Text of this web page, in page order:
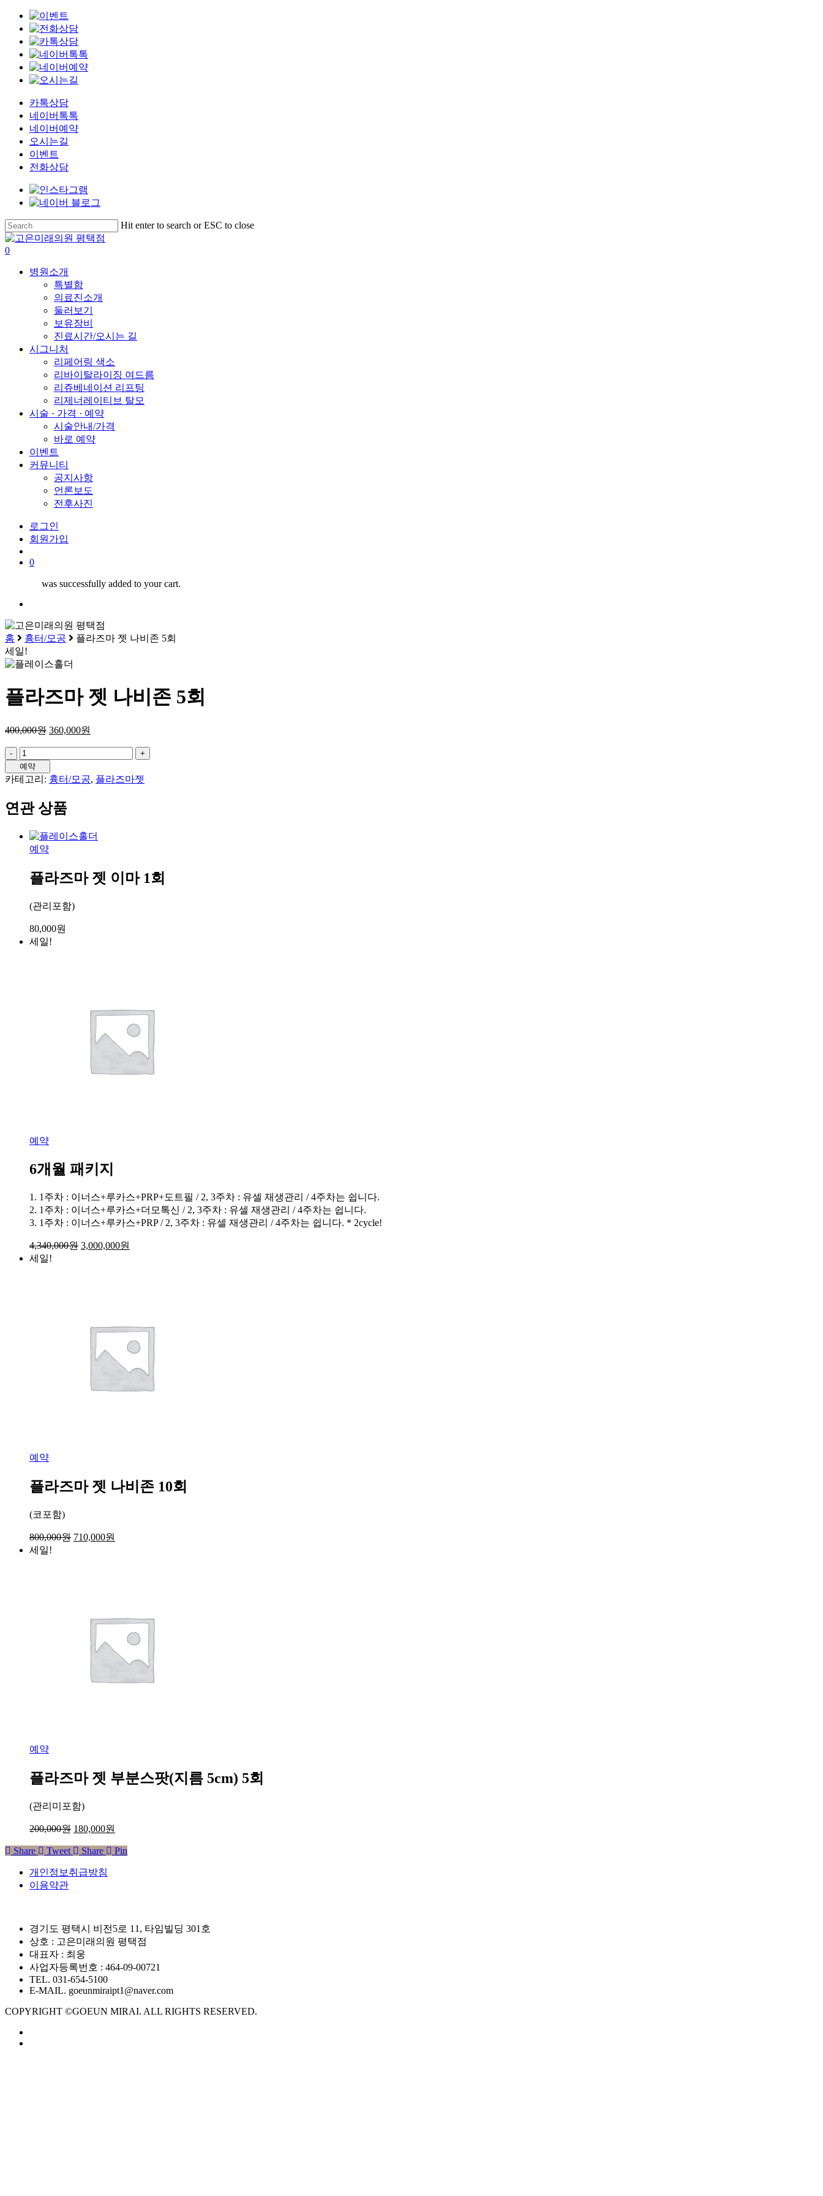
카톡상담
네이버톡톡
네이버예약
오시는길
이벤트
전화상담
Skip
to
main
content
Hit enter to search or ESC to close
Close
Search
search
0
병원소개
특별함
의료진소개
둘러보기
보유장비
진료시간/오시는 길
시그니처
리페어링 색소
리바이탈라이징 여드름
리쥬베네이션 리프팅
리제너레이티브 탈모
시술 · 가격 · 예약
시술안내/가격
바로 예약
이벤트
커뮤니티
공지사항
언론보도
전후사진
로그인
회원가입
0
was successfully added to your cart.
홈 흉터/모공
플라즈마 젯 나비존 5회
세일!
플라즈마 젯 나비존 5회
400,000원 360,000원
플
라
즈
젯
나
예약
카테고리: 흉터/모공, 플라즈마젯
연관 상품
예약
플라즈마 젯 이마 1회
(관리포함)
80,000원
세일!
예약
6개월 패키지
1. 1주차 : 이너스+루카스+PRP+도트필 / 2, 3주차 : 유셀 재생관리 / 4주차는 쉽니다.
2. 1주차 : 이너스+루카스+더모톡신 / 2, 3주차 : 유셀 재생관리 / 4주차는 쉽니다.
3. 1주차 : 이너스+루카스+PRP / 2, 3주차 : 유셀 재생관리 / 4주차는 쉽니다. * 2cycle!
4,340,000원 3,000,000원
세일!
예약
플라즈마 젯 나비존 10회
(코포함)
800,000원 710,000원
세일!
예약
플라즈마 젯 부분스팟(지름 5cm) 5회
(관리미포함)
200,000원 180,000원
Share Tweet Share Pin
개인정보취급방침
이용약관
경기도 평택시 비전5로 11, 타임빌딩 301호
상호 : 고은미래의원 평택점
대표자 : 최웅
사업자등록번호 : 464-09-00721
TEL. 031-654-5100
E-MAIL. goeunmiraipt1@naver.com
COPYRIGHT ©GOEUN MIRAI. ALL RIGHTS RESERVED.